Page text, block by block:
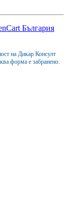
България
на Дикар Консулт
форма е забранено.